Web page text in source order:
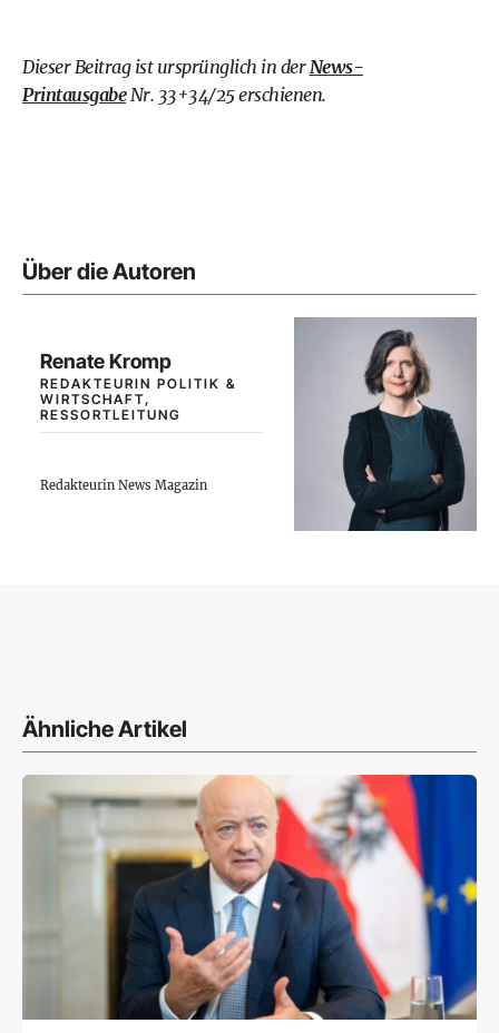
Dieser Beitrag ist ursprünglich in der News-
PrintausgabeNr. 33+34/25 erschienen.
Über die Autoren
Renate Kromp
REDAKTEURIN POLITIK &
WIRTSCHAFT,
RESSORTLEITUNG
Redakteurin News Magazin
Ähnliche Artikel